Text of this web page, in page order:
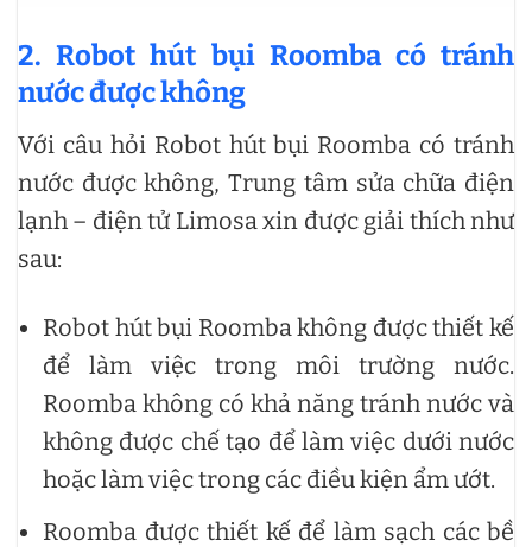
2. Robot hút bụi Roomba có tránh
nước được không
Với câu hỏi Robot hút bụi Roomba có tránh
nước được không, Trung tâm sửa chữa điện
lạnh – điện tử Limosa xin được giải thích như
sau:
Robot hút bụi Roomba không được thiết kế
để làm việc trong môi trường nước.
Roomba không có khả năng tránh nước và
không được chế tạo để làm việc dưới nước
hoặc làm việc trong các điều kiện ẩm ướt.
Roomba được thiết kế để làm sạch các bề